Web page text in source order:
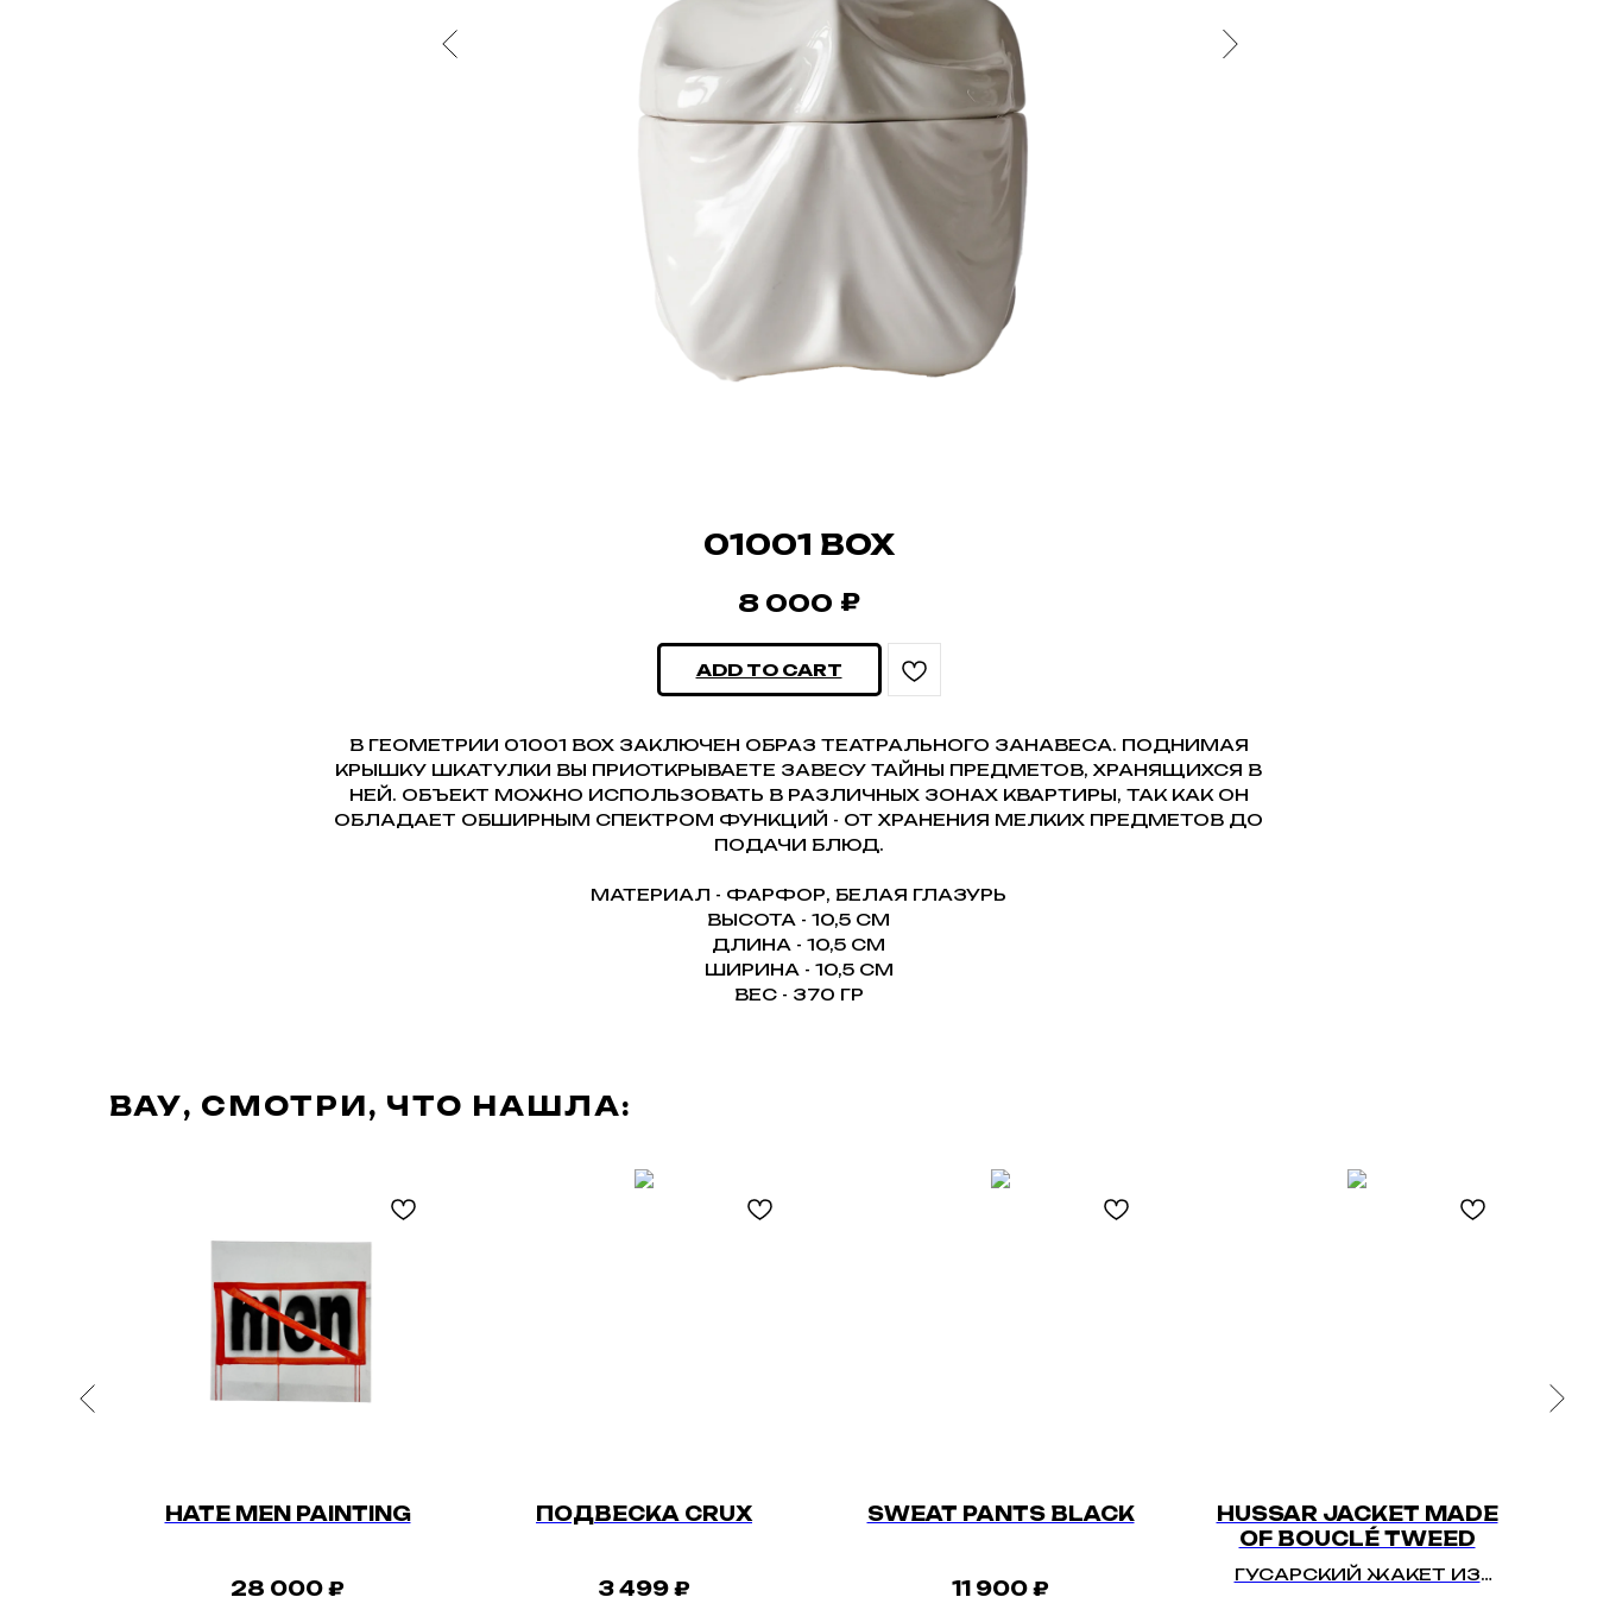
01001 BOX
8 000 ₽
ADD TO CART
В ГЕОМЕТРИИ 01001 BOX ЗАКЛЮЧЕН ОБРАЗ ТЕАТРАЛЬНОГО ЗАНАВЕСА. ПОДНИМАЯ
КРЫШКУ ШКАТУЛКИ ВЫ ПРИОТКРЫВАЕТЕ ЗАВЕСУ ТАЙНЫ ПРЕДМЕТОВ, ХРАНЯЩИХСЯ В
НЕЙ. ОБЪЕКТ МОЖНО ИСПОЛЬЗОВАТЬ В РАЗЛИЧНЫХ ЗОНАХ КВАРТИРЫ, ТАК КАК ОН
ОБЛАДАЕТ ОБШИРНЫМ СПЕКТРОМ ФУНКЦИЙ - ОТ ХРАНЕНИЯ МЕЛКИХ ПРЕДМЕТОВ ДО
ПОДАЧИ БЛЮД.
МАТЕРИАЛ - ФАРФОР, БЕЛАЯ ГЛАЗУРЬ
ВЫСОТА - 10,5 СМ
ДЛИНА - 10,5 СМ
ШИРИНА - 10,5 СМ
ВЕС - 370 ГР
ВАУ, СМОТРИ, ЧТО НАШЛА:
HATE MEN PAINTING
28 000 ₽
ПОДВЕСКА CRUX
3 499 ₽
SWEAT PANTS BLACK
11 900 ₽
HUSSAR JACKET MADE
OF BOUCLÉ TWEED
ГУСАРСКИЙ ЖАКЕТ ИЗ